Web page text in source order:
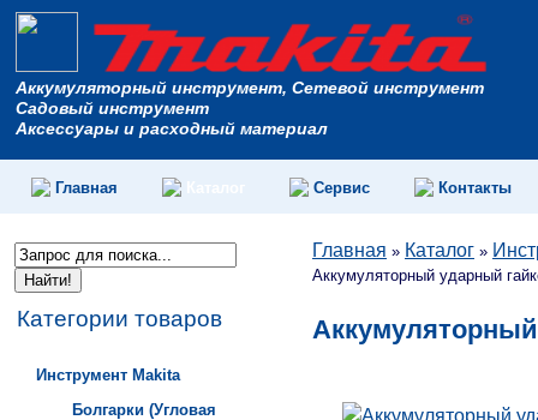
Аккумуляторный инструмент, Сетевой инструмент
Садовый инструмент
Аксессуары и расходный материал
Главная Сервис Контакты
Категории товаров
Инструмент Makita
Болгарки (Угловая
Главная » Каталог »
Аккумуляторный ударный
Аккумуляторный